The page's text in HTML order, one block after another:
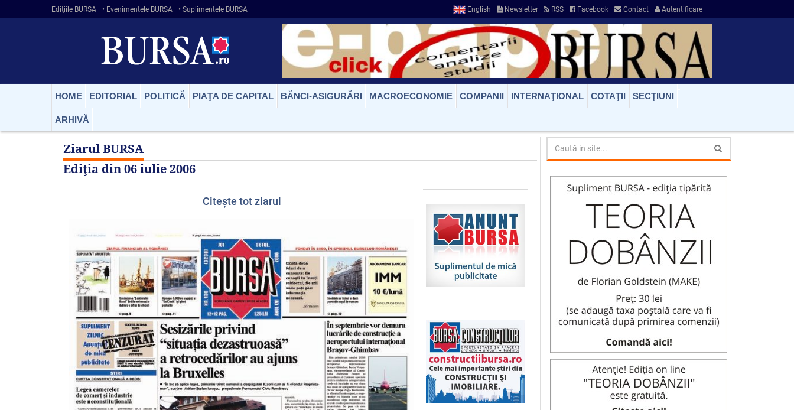
Ediţiile BURSA • Evenimentele BURSA • Suplimentele BURSA English Newsletter RSS Facebook Contact Autentificare
HOME EDITORIAL POLITICĂ PIAŢA DE CAPITAL BĂNCI-ASIGURĂRI MACROECONOMIE COMPANII INTERNAŢIONAL COTAŢII SECŢIUNI
ARHIVĂ
Ziarul BURSA
Ediţia din06 iulie 2006
Citeşte tot ziarul